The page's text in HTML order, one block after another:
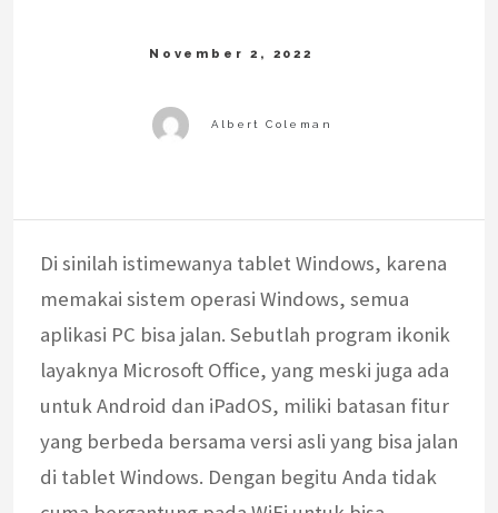
Di sinilah istimewanya tablet Windows, karena
memakai sistem operasi Windows, semua
aplikasi PC bisa jalan. Sebutlah program ikonik
layaknya Microsoft Office, yang meski juga ada
untuk Android dan iPadOS, miliki batasan fitur
yang berbeda bersama versi asli yang bisa jalan
di tablet Windows. Dengan begitu Anda tidak